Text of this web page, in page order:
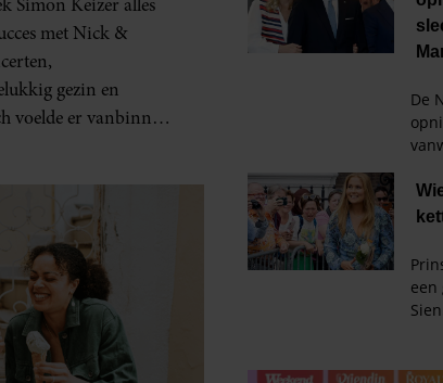
met Nick &
gezin en
voelde er vanbinnen
overleefde en
verwijderd raakte.